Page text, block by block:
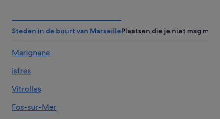
Hotels in Lodi
Relais & Chateaux-hotels in La Castellane
Hotels met zwembad in Marseille
Hotels in Le Camas
Hotels in 1e arrondissement
Steden in de buurt van MarseillePlaatsen die je niet mag
Marignane
Istres
Vitrolles
Fos-sur-Mer